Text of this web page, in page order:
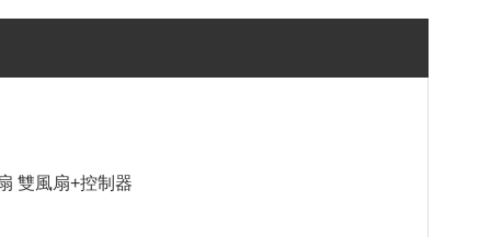
雙風扇+控制器